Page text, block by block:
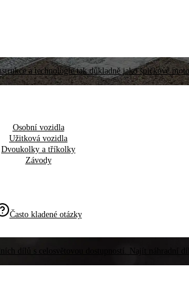
a technologie tak důkladně jako špičkové
Osobní vozidla
Užitková vozidla
Dvoukolky a tříkolky
Závody
Často kladené otázky
dílů s celosvětovou dostupností. Najít náhradní